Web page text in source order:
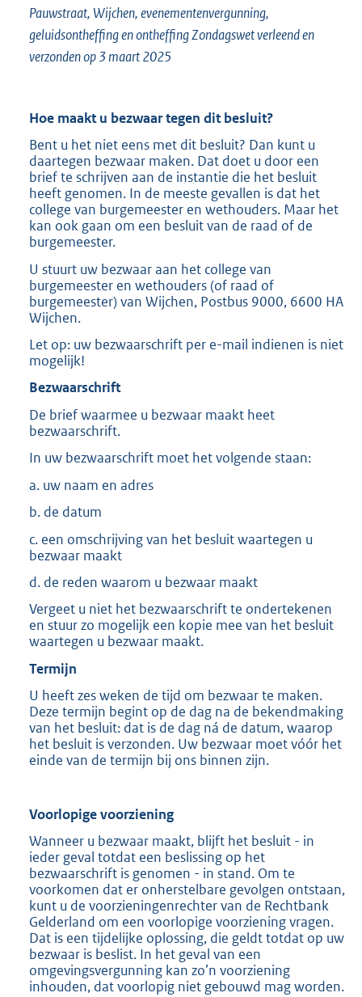
b
Pauwstraat, Wijchen, evenementenvergunning,
geluidsontheffing en ontheffing Zondagswet verleend en
verzonden op 3 maart 2025
Hoe maakt u bezwaar tegen dit besluit?
Bent u het niet eens met dit besluit? Dan kunt u
daartegen bezwaar maken. Dat doet u door een
brief te schrijven aan de instantie die het besluit
heeft genomen. In de meeste gevallen is dat het
college van burgemeester en wethouders. Maar het
kan ook gaan om een besluit van de raad of de
burgemeester.
U stuurt uw bezwaar aan het college van
burgemeester en wethouders (of raad of
burgemeester) van Wijchen, Postbus 9000, 6600 HA
Wijchen.
Let op: uw bezwaarschrift per e-mail indienen is niet
mogelijk!
Bezwaarschrift
De brief waarmee u bezwaar maakt heet
bezwaarschrift.
In uw bezwaarschrift moet het volgende staan:
a. uw naam en adres
b. de datum
c. een omschrijving van het besluit waartegen u
bezwaar maakt
d. de reden waarom u bezwaar maakt
Vergeet u niet het bezwaarschrift te ondertekenen
en stuur zo mogelijk een kopie mee van het besluit
waartegen u bezwaar maakt.
Termijn
U heeft zes weken de tijd om bezwaar te maken.
Deze termijn begint op de dag na de bekendmaking
van het besluit: dat is de dag ná de datum, waarop
het besluit is verzonden. Uw bezwaar moet vóór het
einde van de termijn bij ons binnen zijn.
Voorlopige voorziening
Wanneer u bezwaar maakt, blijft het besluit - in
ieder geval totdat een beslissing op het
bezwaarschrift is genomen - in stand. Om te
voorkomen dat er onherstelbare gevolgen ontstaan,
kunt u de voorzieningenrechter van de Rechtbank
Gelderland om een voorlopige voorziening vragen.
Dat is een tijdelijke oplossing, die geldt totdat op uw
bezwaar is beslist. In het geval van een
omgevingsvergunning kan zo’n voorziening
inhouden, dat voorlopig niet gebouwd mag worden.